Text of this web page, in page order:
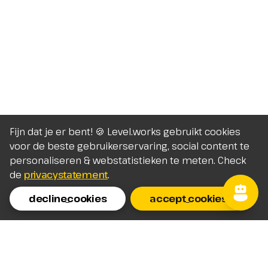
Fijn dat je er bent! 🍪 Level.works gebruikt cookies
voor de beste gebruikerservaring, social content te
personaliseren & webstatistieken te meten. Check
de privacystatement.
decline_cookies
accept_cookies